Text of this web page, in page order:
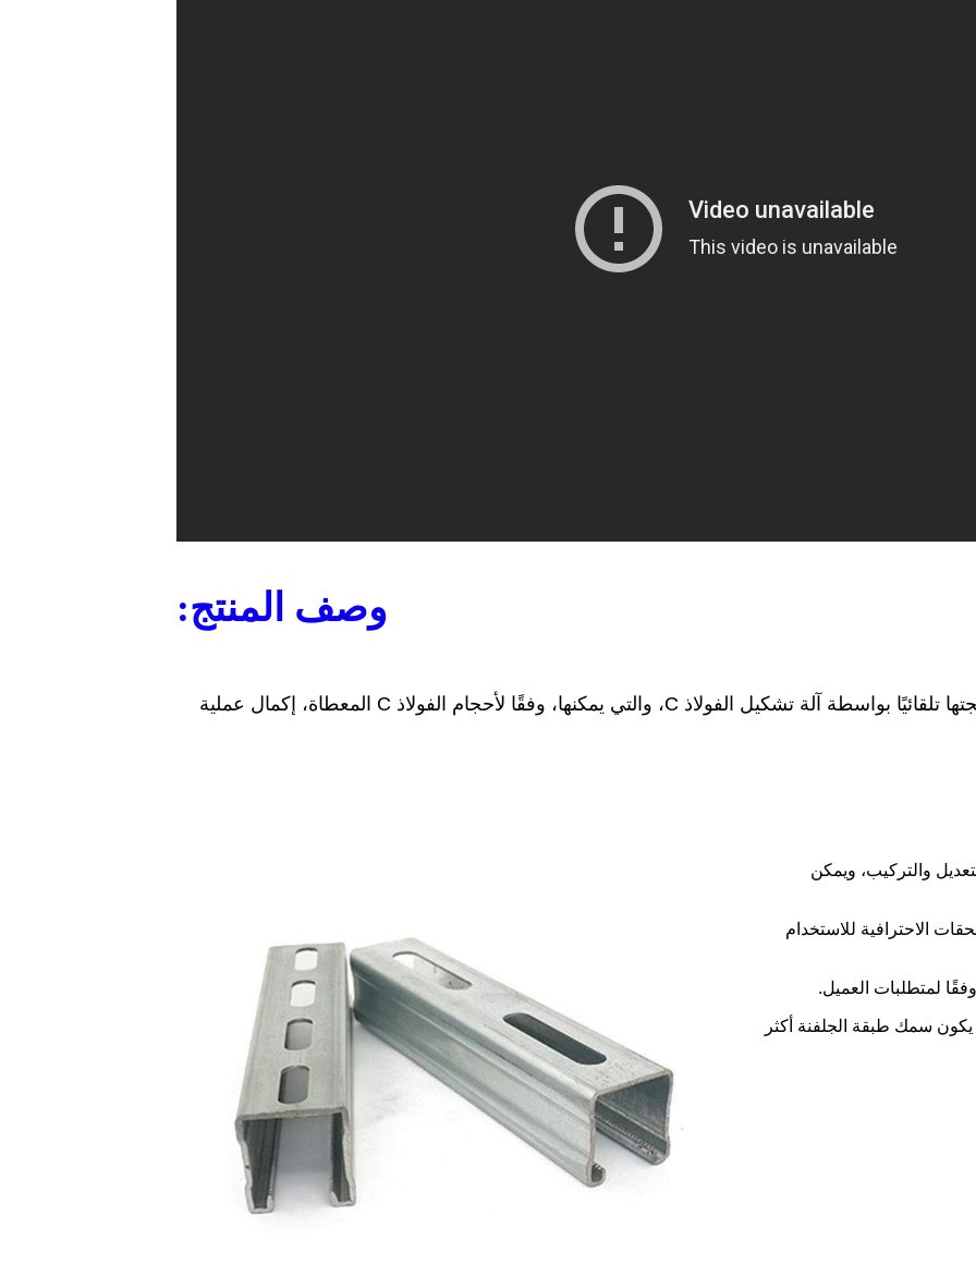
وصف المنتج:
تتم معالجتها تلقائيًا بواسطة آلة تشكيل الفولاذ C، والتي يمكنها، وفقًا لأحجام الفولاذ C المعطاة، إكمال عملية
والتركيب، ويمكن
الاحترافية للاستخدام
سمك طبقة الجلفنة أكثر